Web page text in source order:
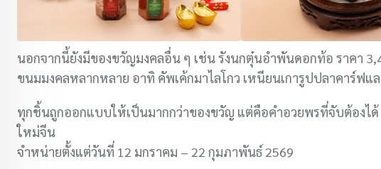
นอกจากนี้ยังมีของขวัญมงคลอื่น ๆ เช่น รังนกตุ๋นอำพันดอกท้อ ราคา
ขนมมงคลหลากหลาย อาทิ คัพเค้กมาไลโกว เหนียนเการูปปลาคาร์ฟ
ทุกชิ้นถูกออกแบบให้เป็นมากกว่าของขวัญ แต่คือคำอวยพรที่จับต้องได้
ใหม่จีน
จำหน่ายตั้งแต่วันที่ 12 มกราคม – 22 กุมภาพันธ์ 2569